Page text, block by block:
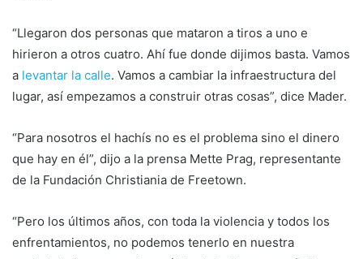
“Llegaron dos personas que mataron a tiros a uno e
hirieron a otros cuatro. Ahí fue donde dijimos basta. Vamos
a levantar la calle. Vamos a cambiar la infraestructura del
lugar, así empezamos a construir otras cosas”, dice Mader.
“Para nosotros el hachís no es el problema sino el dinero
que hay en él”, dijo a la prensa Mette Prag, representante
de la Fundación Christiania de Freetown.
“Pero los últimos años, con toda la violencia y todos los
enfrentamientos, no podemos tenerlo en nuestra